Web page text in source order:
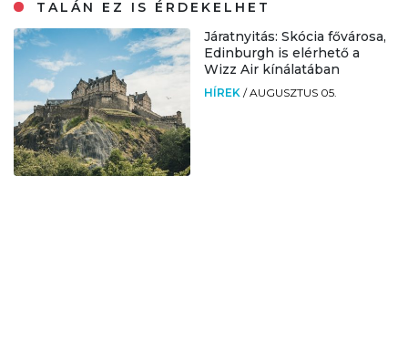
TALÁN EZ IS ÉRDEKELHET
Járatnyitás: Skócia fővárosa,
Edinburgh is elérhető a
Wizz Air kínálatában
HÍREK /AUGUSZTUS 05.